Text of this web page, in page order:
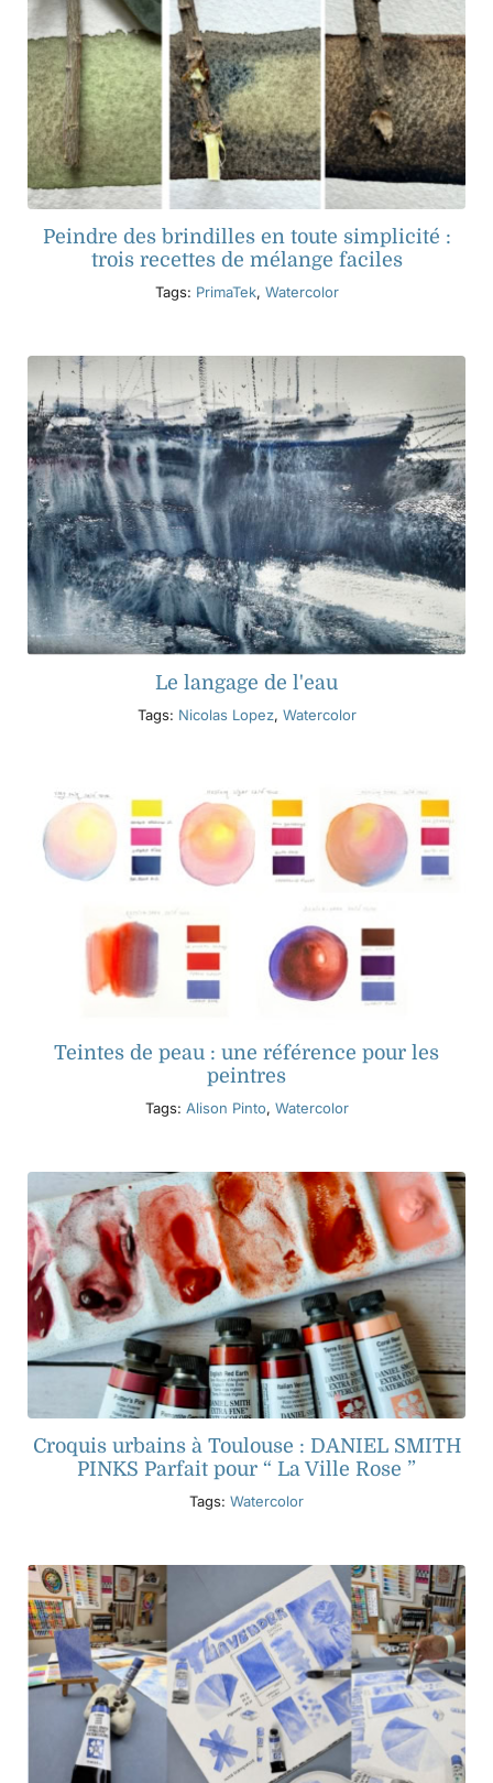
Peindre des brindilles en toute simplicité :
trois recettes de mélange faciles
Tags: PrimaTek, Watercolor
Le langage de l'eau
Tags: Nicolas Lopez, Watercolor
Teintes de peau : une référence pour les
peintres
Tags: Alison Pinto, Watercolor
Croquis urbains à Toulouse : DANIEL SMITH
PINKS Parfait pour “ La Ville Rose ”
Tags: Watercolor